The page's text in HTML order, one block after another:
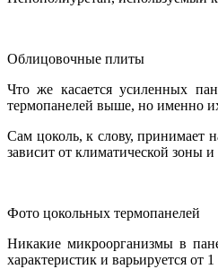
Облицовочные плиты
Что же касается усиленных
термопанелей выше, но именно
Сам цоколь, к слову, принимает
зависит от климатической зоны
Фото цокольных термопанелей
Никакие микроорганизмы в
характеристик и варьируется